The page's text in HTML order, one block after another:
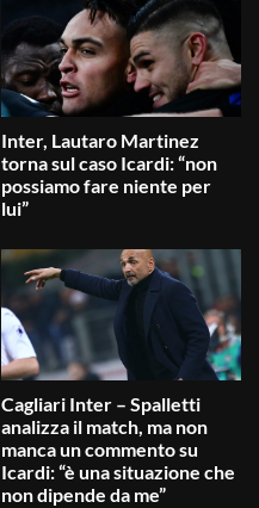
Inter, Lautaro Martinez
torna sul caso Icardi: “non
possiamo fare niente per
lui”
Cagliari Inter – Spalletti
analizza il match, ma non
manca un commento su
Icardi: “è una situazione che
non dipende da me”